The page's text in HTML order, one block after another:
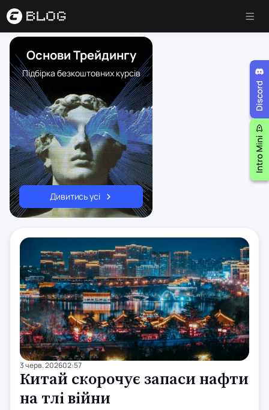
Основи Трейдингу
Підбірка безкоштовних курсів
Дивитись усі
3 черв. 202602:57
Китай скорочує запаси нафти
на тлі війни